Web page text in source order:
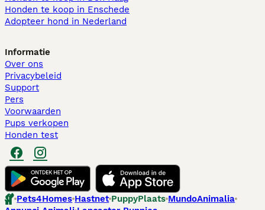
Honden te koop in Enschede
Adopteer hond in Nederland
Informatie
Over ons
Privacybeleid
Support
Pers
Voorwaarden
Pups verkopen
Honden test
Pets4Homes Hastnet PuppyPlaats MundoAnimalia